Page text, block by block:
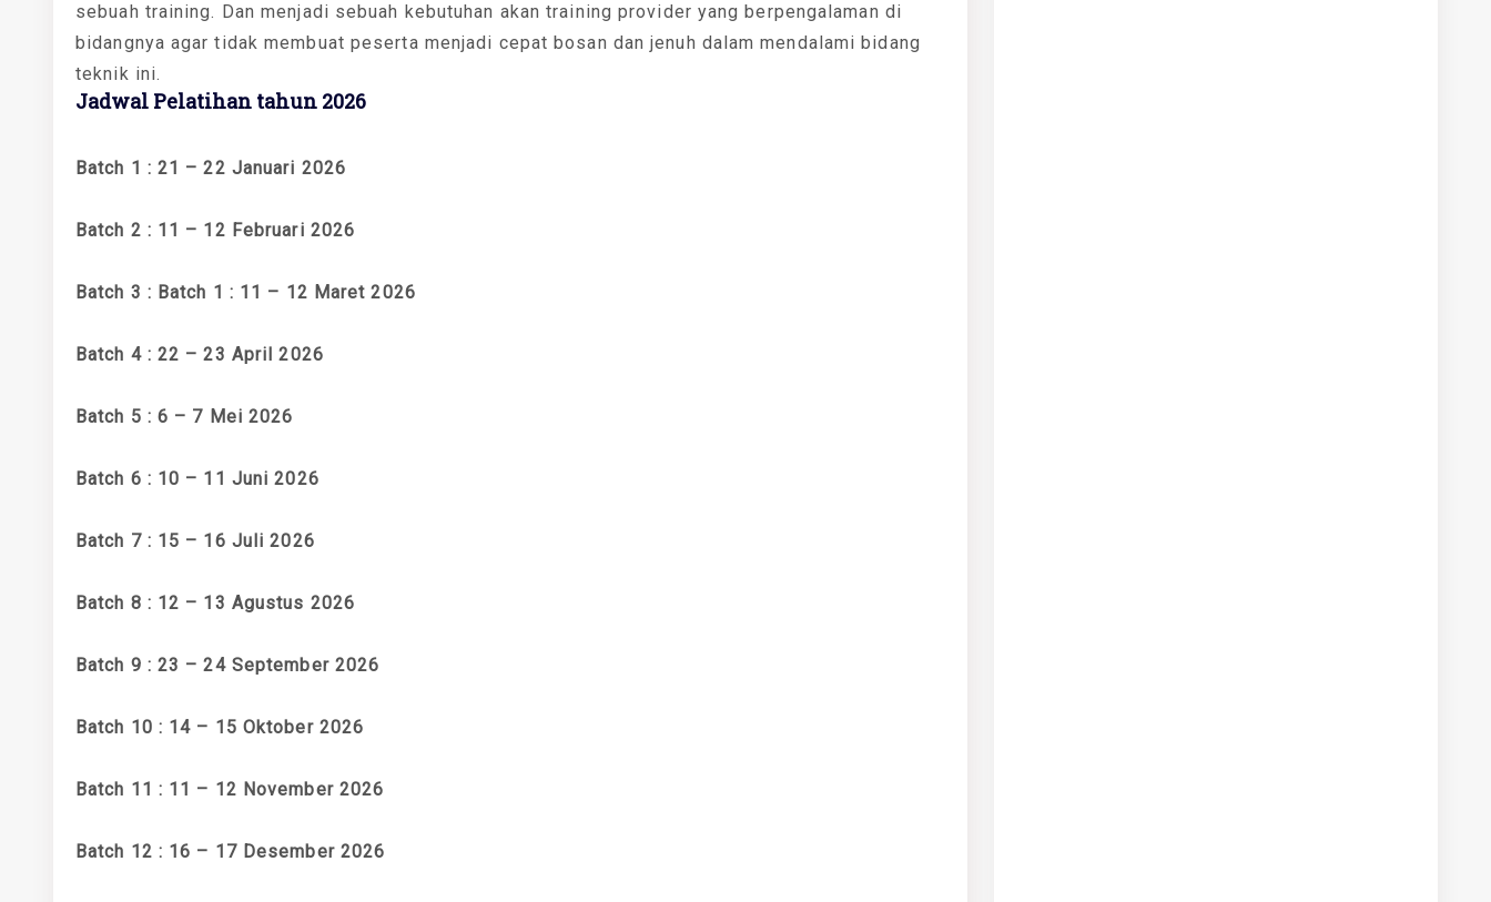
sebuah training. Dan menjadi sebuah kebutuhan akan training provider yang berpengalaman di
bidangnya agar tidak membuat peserta menjadi cepat bosan dan jenuh dalam mendalami bidang
teknik ini.
Jadwal Pelatihan tahun 2026
Batch 1 : 21 – 22 Januari 2026
Batch 2 : 11 – 12 Februari 2026
Batch 3 : Batch 1 : 11 – 12 Maret 2026
Batch 4 : 22 – 23 April 2026
Batch 5 : 6 – 7 Mei 2026
Batch 6 : 10 – 11 Juni 2026
Batch 7 : 15 – 16 Juli 2026
Batch 8 : 12 – 13 Agustus 2026
Batch 9 : 23 – 24 September 2026
Batch 10 : 14 – 15 Oktober 2026
Batch 11 : 11 – 12 November 2026
Batch 12 : 16 – 17 Desember 2026